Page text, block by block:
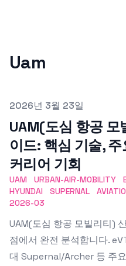
Uam
Published on
2026년 3월 23일
UAM(도심 항공 모
이드: 핵심 기술,
커리어 기회
UAM URBAN-AIR-MOBILITY
HYUNDAI
SUPERNAL
2026-03
UAM(도심 항공 모빌리티)
점에서 완전 분석합니다.
대 Supernal/Archer 등 주